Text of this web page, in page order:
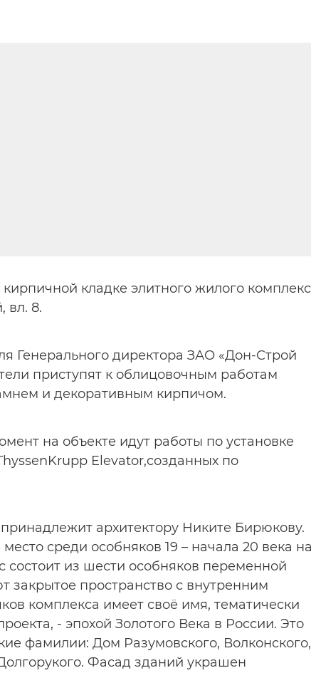
кладке элитного жилого
вл. 8.
Генерального директора ЗАО «Дон-Строй
приступят к облицовочным работам
и декоративным кирпичом.
на объекте идут работы по установке
Elevator,созданных по
принадлежит архитектору Никите Бирюкову.
среди особняков 19 – начала 20 века
из шести особняков переменной
закрытое пространство с внутренним
комплекса имеет своё имя, тематически
- эпохой Золотого Века в России. Это
фамилии: Дом Разумовского, Волконского,
Фасад зданий украшен